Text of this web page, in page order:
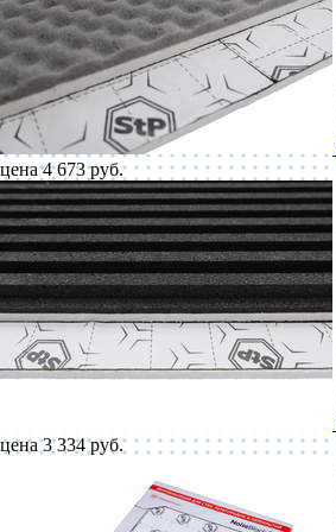
цена 4 673 руб.
цена 3 334 руб.